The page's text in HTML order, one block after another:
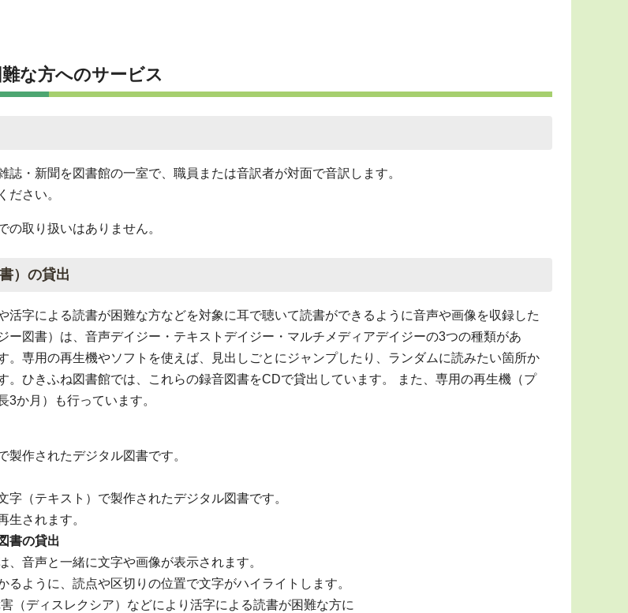
な方へのサービス
誌・新聞を図書館の一室で、職員または音訳者が対面で音訳します。
ださい。
取り扱いはありません。
）の貸出
活字による読書が困難な方などを対象に耳で聴いて読書ができるように音声や画像を収録した
ー図書）は、音声デイジー・テキストデイジー・マルチメディアデイジーの3つの種類があ
。専用の再生機やソフトを使えば、見出しごとにジャンプしたり、ランダムに読みたい箇所か
。ひきふね図書館では、これらの録音図書をCDで貸出しています。 また、専用の再生機（プ
3か月）も行っています。
作されたデジタル図書です。
（テキスト）で製作されたデジタル図書です。
されます。
書の貸出
音声と一緒に文字や画像が表示されます。
ように、読点や区切りの位置で文字がハイライトします。
（ディスレクシア）などにより活字による読書が困難な方​​​​​に